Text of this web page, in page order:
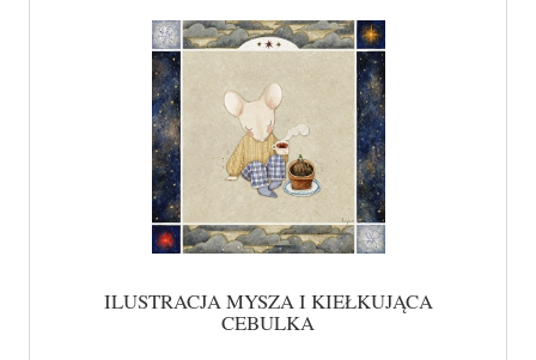
ILUSTRACJA MYSZA I KIEŁKUJĄCA
CEBULKA